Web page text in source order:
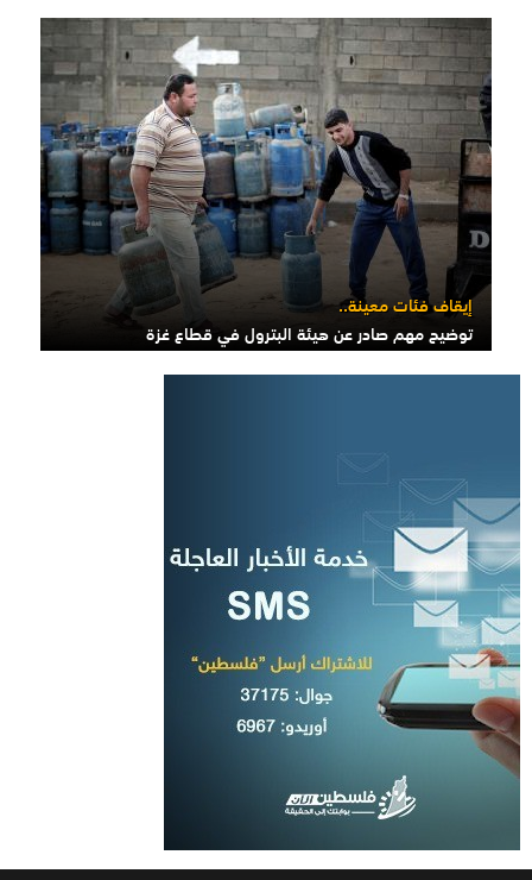
إيقاف فئات معينة..
توضيح مهم صادر عن هيئة البترول في قطاع غزة